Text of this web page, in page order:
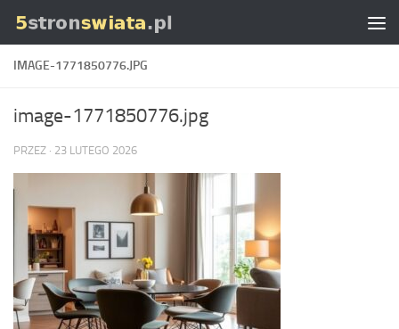
Skip to content
IMAGE-1771850776.JPG
image-1771850776.jpg
PRZEZ · 23 LUTEGO 2026